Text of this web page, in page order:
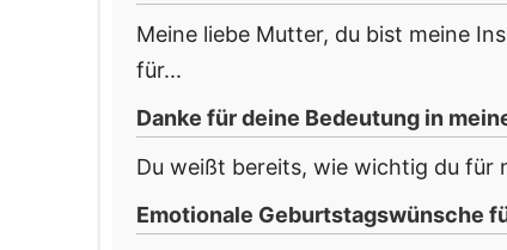
Meine liebe Mutter, du bist meine
für...
Danke für deine Bedeutung in
Du weißt bereits, wie wichtig du für
Emotionale Geburtstagswünsche